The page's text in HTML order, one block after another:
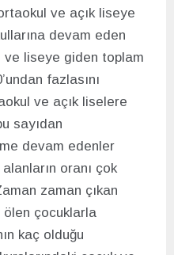
ve açık liseye
devam eden
ve liseye giden toplam
fazlasını
ve açık liselere
sayıdan
devam edenler
oranı çok
zaman çıkan
ölen çocuklarla
kaç olduğu